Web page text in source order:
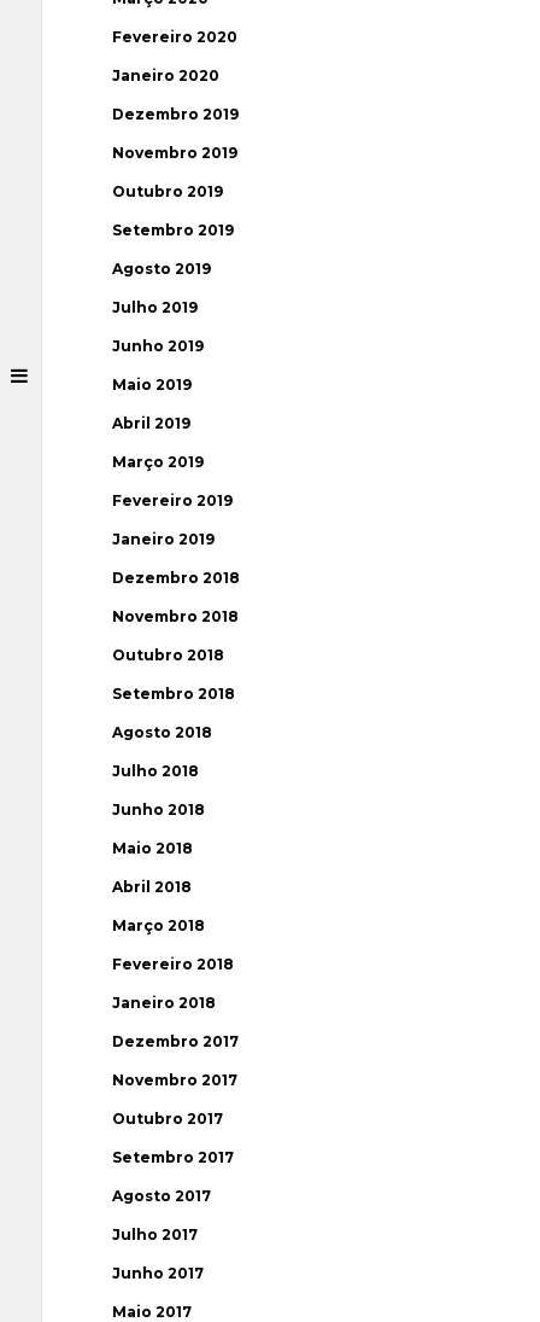
Fevereiro 2020
Janeiro 2020
Dezembro 2019
Novembro 2019
Outubro 2019
Setembro 2019
Agosto 2019
Julho 2019
Junho 2019
Maio 2019
Abril 2019
Março 2019
Fevereiro 2019
Janeiro 2019
Dezembro 2018
Novembro 2018
Outubro 2018
Setembro 2018
Agosto 2018
Julho 2018
Junho 2018
Maio 2018
Abril 2018
Março 2018
Fevereiro 2018
Janeiro 2018
Dezembro 2017
Novembro 2017
Outubro 2017
Setembro 2017
Agosto 2017
Julho 2017
Junho 2017
Maio 2017